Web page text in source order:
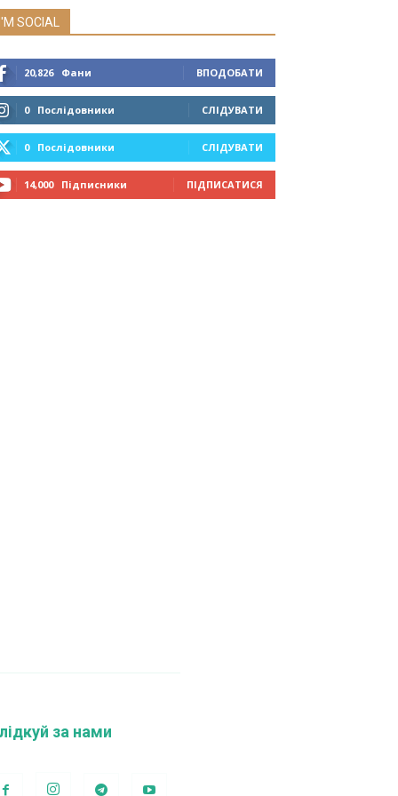
I'M SOCIAL
20,826 Фани ВПОДОБАТИ
0 Послідовники СЛІДУВАТИ
0 Послідовники СЛІДУВАТИ
14,000 Підписники ПІДПИСАТИСЯ
за нами